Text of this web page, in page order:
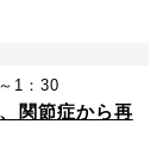
1：30
関節症から再